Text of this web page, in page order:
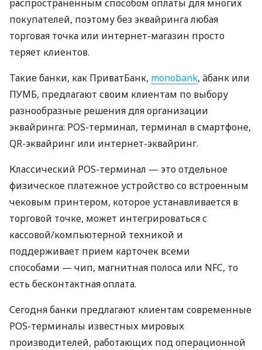
распространенным способом оплаты для многих
покупателей, поэтому без эквайринга любая
торговая точка или интернет-магазин просто
теряет клиентов.
Такие банки, как ПриватБанк, monobank, àбанк или
ПУМБ, предлагают своим клиентам по выбору
разнообразные решения для организации
эквайринга: POS-терминал, терминал в смартфоне,
QR-эквайринг или интернет-эквайринг.
Классический POS-терминал — это отдельное
физическое платежное устройство со встроенным
чековым принтером, которое устанавливается в
торговой точке, может интегрироваться с
кассовой/компьютерной техникой и
поддерживает прием карточек всеми
способами — чип, магнитная полоса или NFC, то
есть бесконтактная оплата.
Сегодня банки предлагают клиентам современные
POS-терминалы известных мировых
производителей, работающих под операционной